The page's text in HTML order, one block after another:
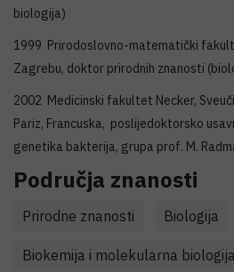
biologija)
1999 Prirodoslovno-matematički
Zagrebu, doktor prirodnih znanosti
2002 Medicinski fakultet Necker,
Pariz, Francuska, poslijedoktorsko
genetika bakterija, grupa prof. M.
Područja znanosti
Prirodne znanosti Biologija
Biokemija i molekularna biologija